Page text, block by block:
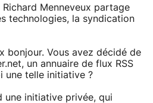
Menneveux partage
technologies, la syndication
bonjour. Vous avez décidé de
un annuaire de flux RSS
une telle initiative ?
une initiative privée, qui